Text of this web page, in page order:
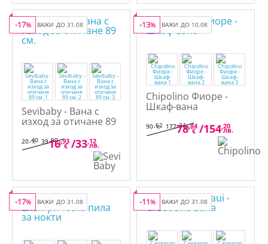
ВАЖИ ДО 31.08
-17%
Sevibaby - Вана с
изход за отичане 89
20,40
€ 39,90лв.
16,93
€ /33,12
лв.
ВАЖИ ДО 10.08
-13%
Chipolino Фиоре -
Шкаф-вана
90,62
€ 177,24лв.
78,84
€ /154,20
лв.
ВАЖИ ДО 31.08
-17% ВАЖИ ДО 31.08
-11%